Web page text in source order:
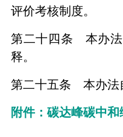
评价考核制度。
第二十四条 本办法
释。
第二十五条 本办法
附件：碳达峰碳中